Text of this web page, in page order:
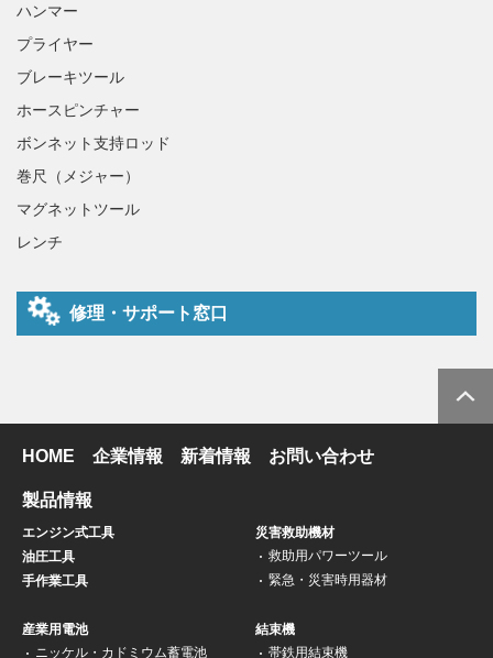
ハンマー
プライヤー
ブレーキツール
ホースピンチャー
ボンネット支持ロッド
巻尺（メジャー）
マグネットツール
レンチ
修理・サポート窓口
HOME 企業情報 新着情報 お問い合わせ
製品情報
エンジン式工具
油圧工具
手作業工具
災害救助機材
救助用パワーツール
緊急・災害時用器材
産業用電池
ニッケル・カドミウム蓄電池
結束機
帯鉄用結束機